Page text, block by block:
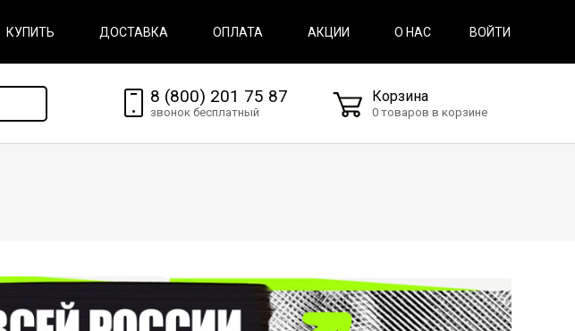
КУПИТЬ ДОСТАВКА ОПЛАТА АКЦИИ О НАС ВОЙТИ
8 (800) 201 75 87
звонок бесплатный
Корзина
0 товаров в корзине